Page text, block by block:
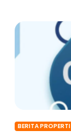
BERITA PROPERTI